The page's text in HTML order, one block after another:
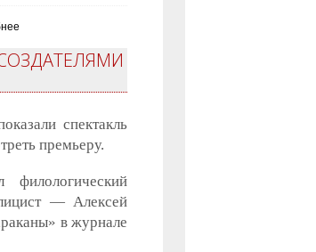
спектакль
премьеру.
— Алексей
в журнале